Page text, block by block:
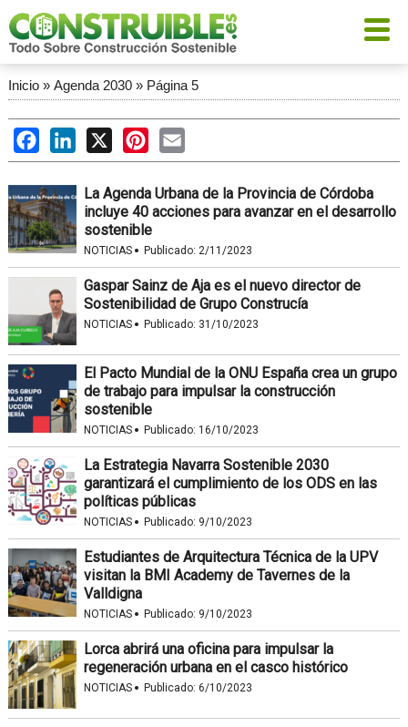
Inicio» Agenda 2030» Página 5
FacebookLinkedIn
X PinterestEmail
La Agenda Urbana de la Provincia de Córdoba
incluye 40 acciones para avanzar en el desarrollo
sostenible
NOTICIAS · Publicado: 2/11/2023
Gaspar Sainz de Aja es el nuevo director de
Sostenibilidad de Grupo Construcía
NOTICIAS · Publicado: 31/10/2023
El Pacto Mundial de la ONU España crea un grupo
de trabajo para impulsar la construcción
sostenible
NOTICIAS · Publicado: 16/10/2023
La Estrategia Navarra Sostenible 2030
garantizará el cumplimiento de los ODS en las
políticas públicas
NOTICIAS · Publicado: 9/10/2023
Estudiantes de Arquitectura Técnica de la UPV
visitan la BMI Academy de Tavernes de la
Valldigna
NOTICIAS · Publicado: 9/10/2023
Lorca abrirá una oficina para impulsar la
regeneración urbana en el casco histórico
NOTICIAS · Publicado: 6/10/2023